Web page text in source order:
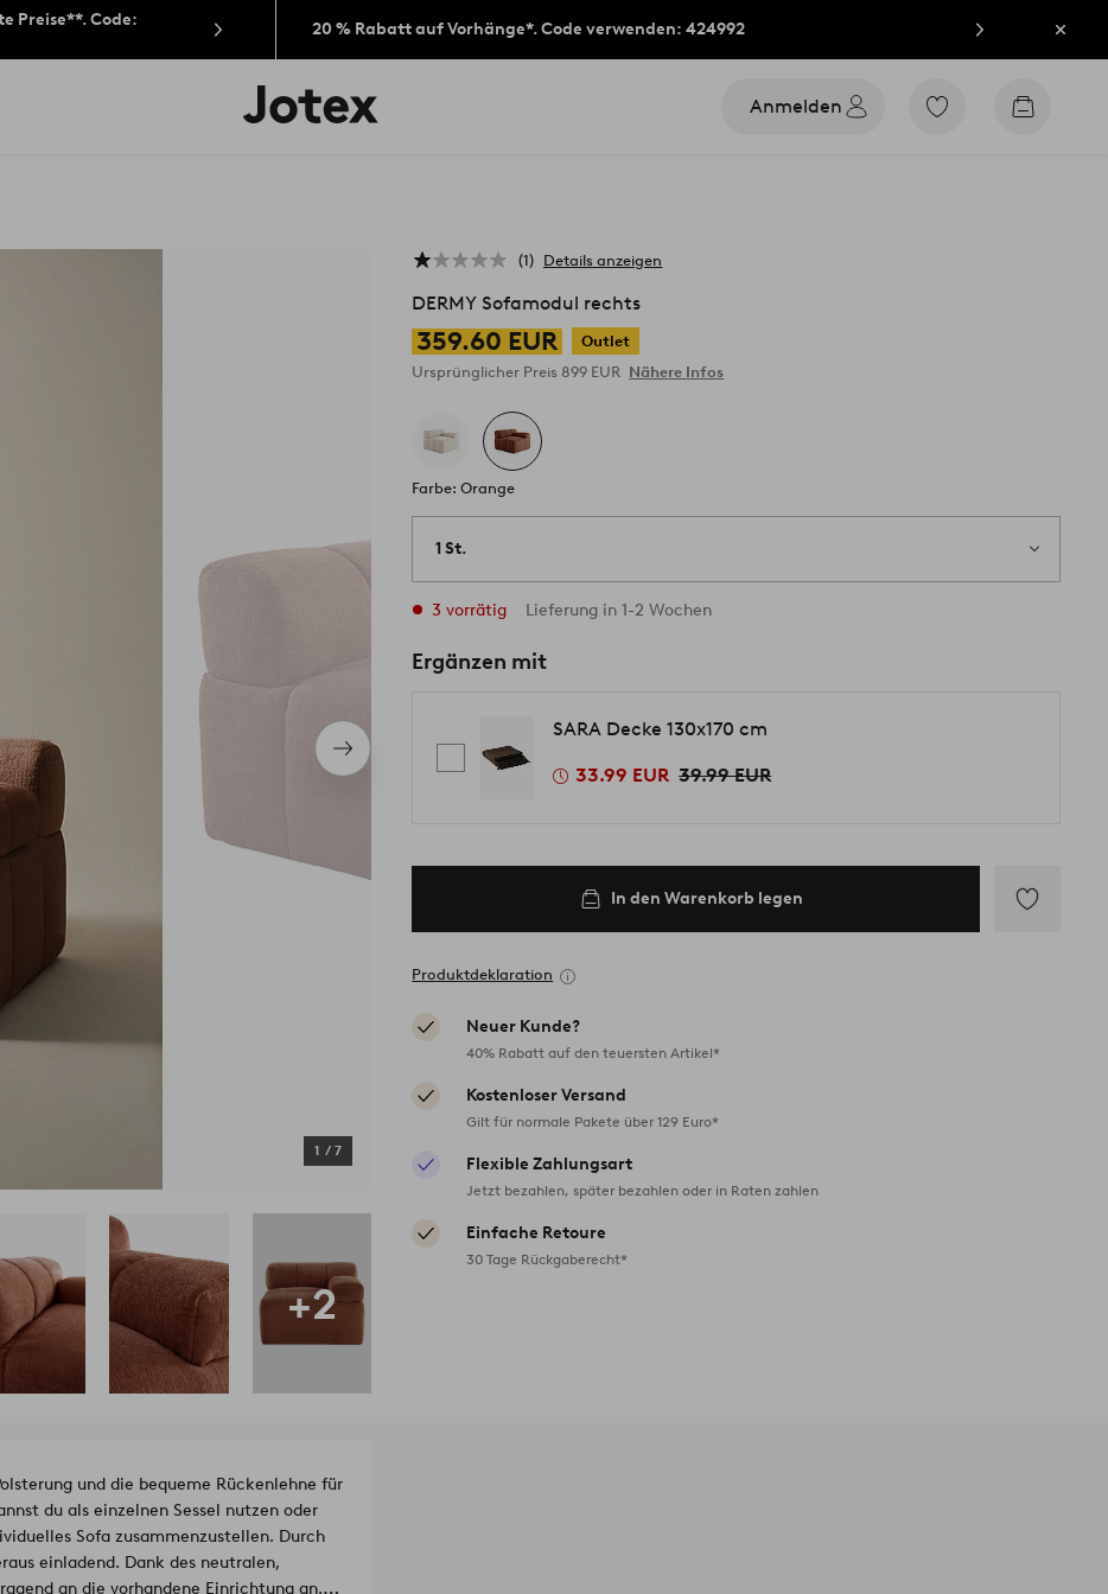
Preise**. Code:
20 % Rabatt auf Vorhänge*. Code verwenden: 424992
Jotex-
Logo
Anmelden
Zu
Zum
Nächstes
Produkt
1 / 7
1 Details anzeigen
DERMY Sofamodul rechts
359.60 EUR
Outlet
Ursprünglicher Preis899 EUR Nähere Infos
Farbe: Orange
1 St.
3 vorrätig Lieferung in 1-2 Wochen
Ergänzen mit
SARA Decke 130x170 cm
33.99 EUR 39.99 EUR
In den Warenkorb legen
Produktdeklaration
Neuer Kunde?
40% Rabatt auf den teuersten Artikel*
Kostenloser Versand
Gilt für normale Pakete über 129 Euro*
Flexible Zahlungsart
Jetzt bezahlen, später bezahlen oder in Raten zahlen
Einfache Retoure
30 Tage Rückgaberecht*
+2
und die bequeme Rückenlehne für
du als einzelnen Sessel nutzen oder
Sofa zusammenzustellen. Durch
einladend. Dank des neutralen,
an die vorhandene Einrichtung an.